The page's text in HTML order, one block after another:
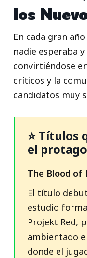
los
En cada gran
nadie esperaba
convirtiéndose
críticos y la
candidatos muy
⭐ Títulos
el
The Blood of
El título
estudio
Projekt Red,
ambientado
donde el